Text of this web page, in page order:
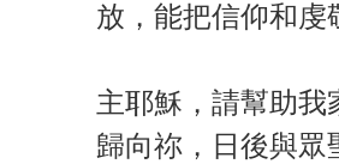
放，能把信仰和虔
主耶穌，請幫助
歸向祢，日後與眾